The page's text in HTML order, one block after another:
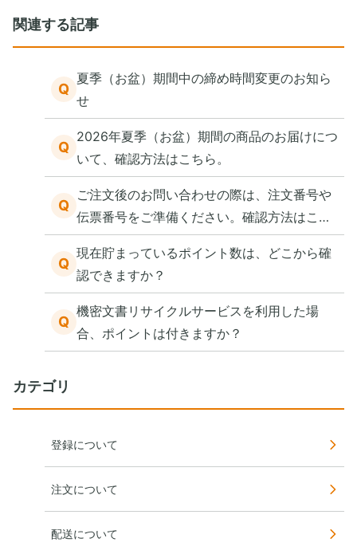
関連する記事
Q
夏季（お盆）期間中の締め時間変更のお知ら
せ
Q
2026年夏季（お盆）期間の商品のお届けにつ
いて、確認方法はこちら。
Q
ご注文後のお問い合わせの際は、注文番号や
伝票番号をご準備ください。確認方法はこち
ら。
Q
現在貯まっているポイント数は、どこから確
認できますか？
Q
機密文書リサイクルサービスを利用した場
合、ポイントは付きますか？
カテゴリ
登録について
注文について
配送について